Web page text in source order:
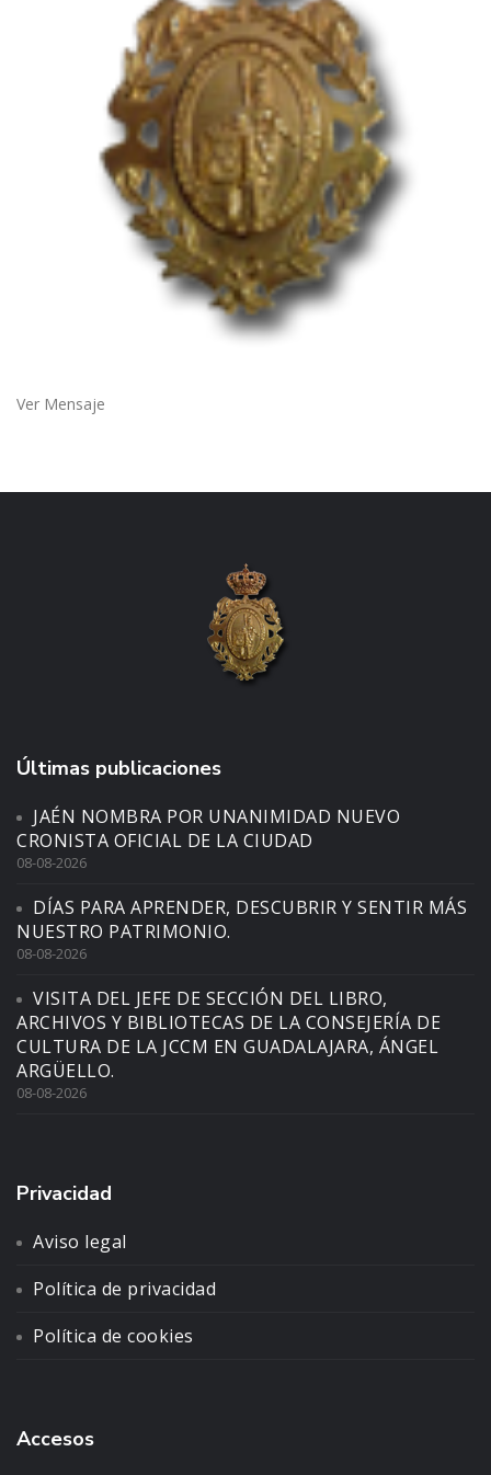
Ver Mensaje
Últimas publicaciones
JAÉN NOMBRA POR UNANIMIDAD NUEVO
CRONISTA OFICIAL DE LA CIUDAD
08-08-2026
DÍAS PARA APRENDER, DESCUBRIR Y SENTIR MÁS
NUESTRO PATRIMONIO.
08-08-2026
VISITA DEL JEFE DE SECCIÓN DEL LIBRO,
ARCHIVOS Y BIBLIOTECAS DE LA CONSEJERÍA DE
CULTURA DE LA JCCM EN GUADALAJARA, ÁNGEL
ARGÜELLO.
08-08-2026
Privacidad
Aviso legal
Política de privacidad
Política de cookies
Accesos